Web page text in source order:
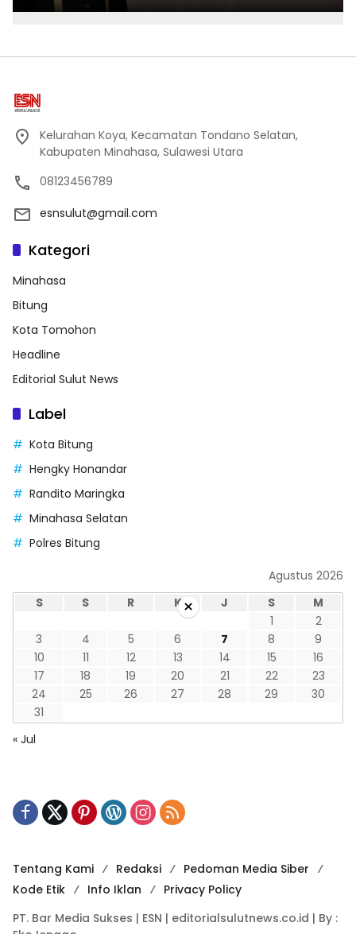
Kelurahan Koya, Kecamatan Tondano Selatan,
Kabupaten Minahasa, Sulawesi Utara
08123456789
esnsulut@gmail.com
Kategori
Minahasa
Bitung
Kota Tomohon
Headline
Editorial Sulut News
Label
Kota Bitung
Hengky Honandar
Randito Maringka
Minahasa Selatan
Polres Bitung
Agustus 2026
S
S R K J S
M
1
2
3
4 5 6 7 8
9
10
11 12 13 14 15
16
17
18 19 20 21 22
23
24
25 26 27 28 29
30
31
« Jul
Tentang Kami Redaksi
Pedoman Media Siber
Kode Etik
Info Iklan
Privacy Policy
PT. Bar Media Sukses | ESN | editorialsulutnews.co.id | By :
×